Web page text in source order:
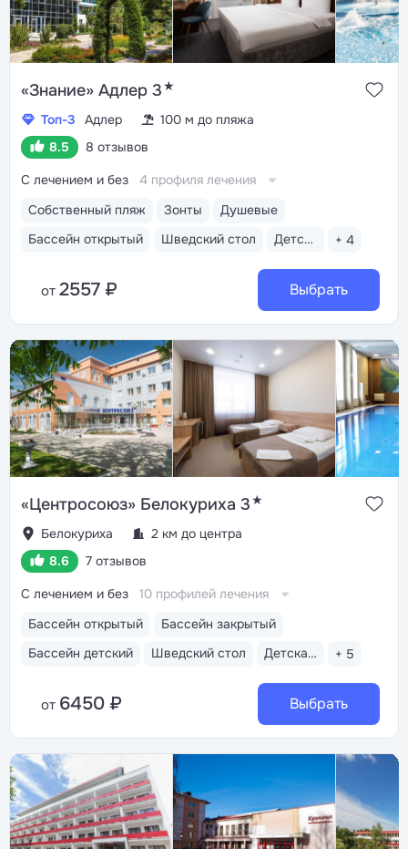
«Знание» Адлер 3★
Топ-3 Адлер
100 м до пляжа
8.5
8 отзывов
Собственный пляж Зонты
Душевые
Бассейн открытый
Шведский стол Детская анимация + 4
С лечением и без 4 профиля лечения
от 2557 ₽ Выбрать
«Центросоюз» Белокуриха 3★
Белокуриха
2 км до центра
8.6
7 отзывов
Бассейн открытый
Бассейн закрытый
Бассейн детский
Шведский стол Детская анимация + 5
С лечением и без 10 профилей лечения
от 6450 ₽ Выбрать